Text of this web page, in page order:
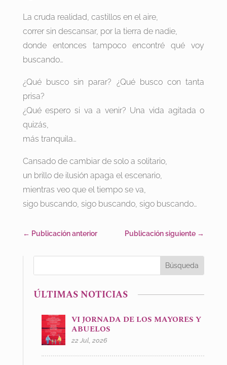
La cruda realidad, castillos en el aire,
correr sin descansar, por la tierra de nadie,
donde entonces tampoco encontré qué voy
buscando…
¿Qué busco sin parar? ¿Qué busco con tanta
prisa?
¿Qué espero si va a venir? Una vida agitada o
quizás,
más tranquila…
Cansado de cambiar de solo a solitario,
un brillo de ilusión apaga el escenario,
mientras veo que el tiempo se va,
sigo buscando, sigo buscando, sigo buscando…
← Publicación anterior Publicación siguiente →
ÚLTIMAS NOTICIAS
VI JORNADA DE LOS MAYORES Y
ABUELOS
22 Jul, 2026